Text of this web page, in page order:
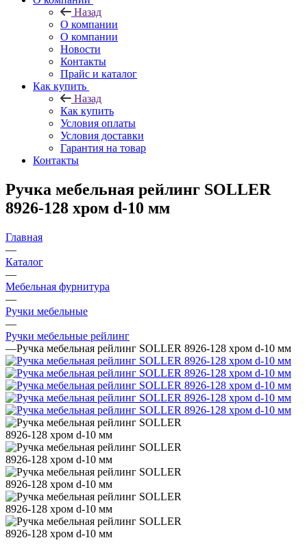
Назад
О компании
О компании
Новости
Контакты
Прайс и каталог
Как купить
Назад
Как купить
Условия оплаты
Условия доставки
Гарантия на товар
Контакты
Ручка мебельная рейлинг SOLLER
8926-128 хром d-10 мм
Главная
—
Каталог
—
Мебельная фурнитура
—
Ручки мебельные
—
Ручки мебельные рейлинг
—Ручка мебельная рейлинг SOLLER 8926-128 хром d-10 мм